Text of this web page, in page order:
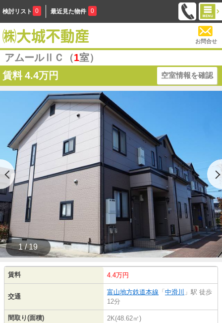
検討リスト 0 最近見た物件 0
お問合せ
アムールⅡＣ（1室）
賃料 4.4万円 空室情報を確認
1 / 19
賃料 4.4万円
交通
富山地方鉄道本線 「 中滑川 」駅 徒歩
12分
間取り(面積) 2K(48.62㎡)